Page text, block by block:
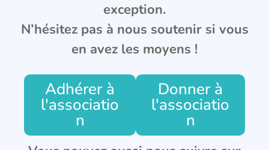
exception.
N’hésitez pas à nous soutenir si vous
en avez les moyens !
Adhérer à
l'associatio
n
Donner à
l'associatio
n